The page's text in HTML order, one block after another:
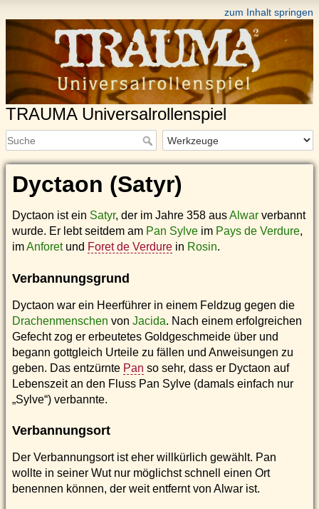
zum Inhalt springen
TRAUMA Universalrollenspiel
Dyctaon (Satyr)
Dyctaon ist ein Satyr, der im Jahre 358 ausAlwar verbannt
wurde. Er lebt seitdem am Pan Sylve im Pays de Verdure,
imAnforetund Foret de Verdure in Rosin.
Verbannungsgrund
Dyctaon war ein Heerführer in einem Feldzug gegen die
Drachenmenschen von Jacida. Nach einem erfolgreichen
Gefecht zog er erbeutetes Goldgeschmeide über und
begann gottgleich Urteile zu fällen und Anweisungen zu
geben. Das entzürnte Pan so sehr, dass er Dyctaon auf
Lebenszeit an den Fluss Pan Sylve (damals einfach nur
„Sylve“) verbannte.
Verbannungsort
Der Verbannungsort ist eher willkürlich gewählt. Pan
wollte in seiner Wut nur möglichst schnell einen Ort
benennen können, der weit entfernt von Alwar ist.